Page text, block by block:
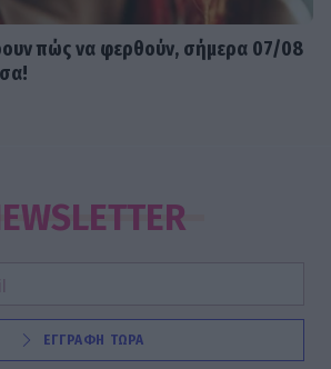
πώς να φερθούν, σήμερα 07/08
ΕΓΓΡΑΦΗ ΤΩΡΑ